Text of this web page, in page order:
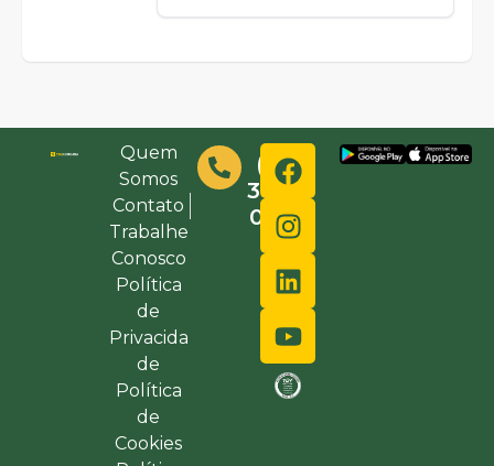
Quem
Somos
Contato
Trabalhe
Conosco
Política
de
Privacida
de
Política
de
Cookies
(48)
3632-
0000